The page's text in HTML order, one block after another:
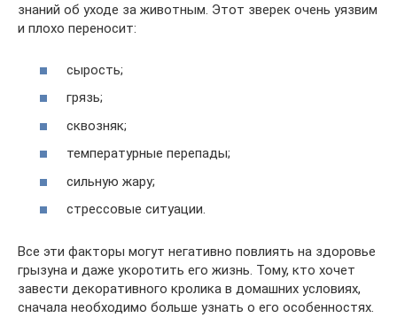
знаний об уходе за животным. Этот зверек очень уязвим
и плохо переносит:
сырость;
грязь;
сквозняк;
температурные перепады;
сильную жару;
стрессовые ситуации.
Все эти факторы могут негативно повлиять на здоровье
грызуна и даже укоротить его жизнь. Тому, кто хочет
завести декоративного кролика в домашних условиях,
сначала необходимо больше узнать о его особенностях.